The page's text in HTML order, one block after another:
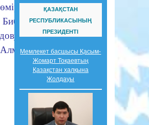
жолы мен
ред.:
Бас
2002.
ҚАЗАҚСТАН
РЕСПУБЛИКАСЫНЫҢ
ПРЕЗИДЕНТІ
Мемлекет басшысы Қасым-
Жомарт Тоқаевтың
Қазақстан халқына
Жолдауы